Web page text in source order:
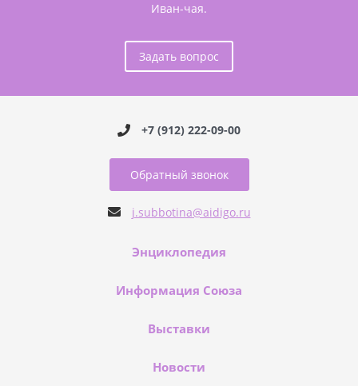
Иван-чая.
Задать вопрос
+7 (912) 222-09-00
Обратный звонок
j.subbotina@aidigo.ru
Энциклопедия
Информация Союза
Выставки
Новости